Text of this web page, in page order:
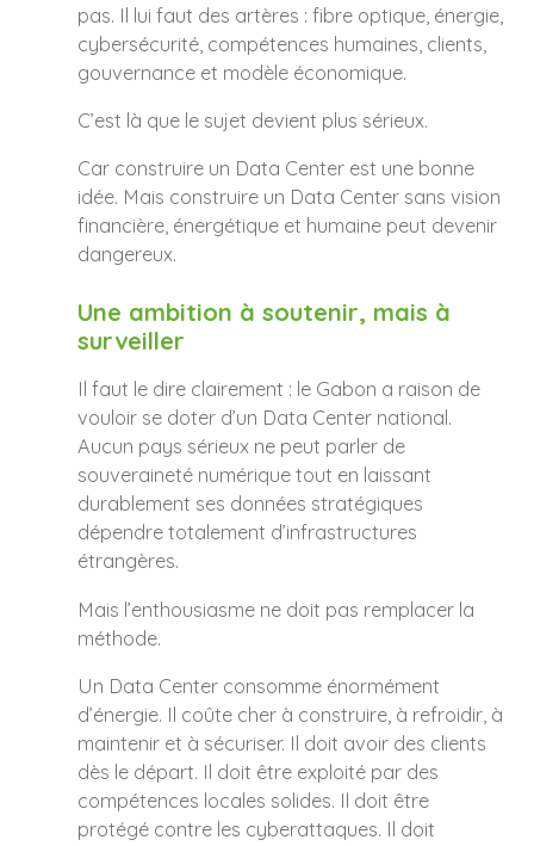
pas. Il lui faut des artères : fibre optique, énergie,
cybersécurité, compétences humaines, clients,
gouvernance et modèle économique.
C’est là que le sujet devient plus sérieux.
Car construire un Data Center est une bonne
idée. Mais construire un Data Center sans vision
financière, énergétique et humaine peut devenir
dangereux.
Une ambition à soutenir, mais à
surveiller
Il faut le dire clairement : le Gabon a raison de
vouloir se doter d’un Data Center national.
Aucun pays sérieux ne peut parler de
souveraineté numérique tout en laissant
durablement ses données stratégiques
dépendre totalement d’infrastructures
étrangères.
Mais l’enthousiasme ne doit pas remplacer la
méthode.
Un Data Center consomme énormément
d’énergie. Il coûte cher à construire, à refroidir, à
maintenir et à sécuriser. Il doit avoir des clients
dès le départ. Il doit être exploité par des
compétences locales solides. Il doit être
protégé contre les cyberattaques. Il doit